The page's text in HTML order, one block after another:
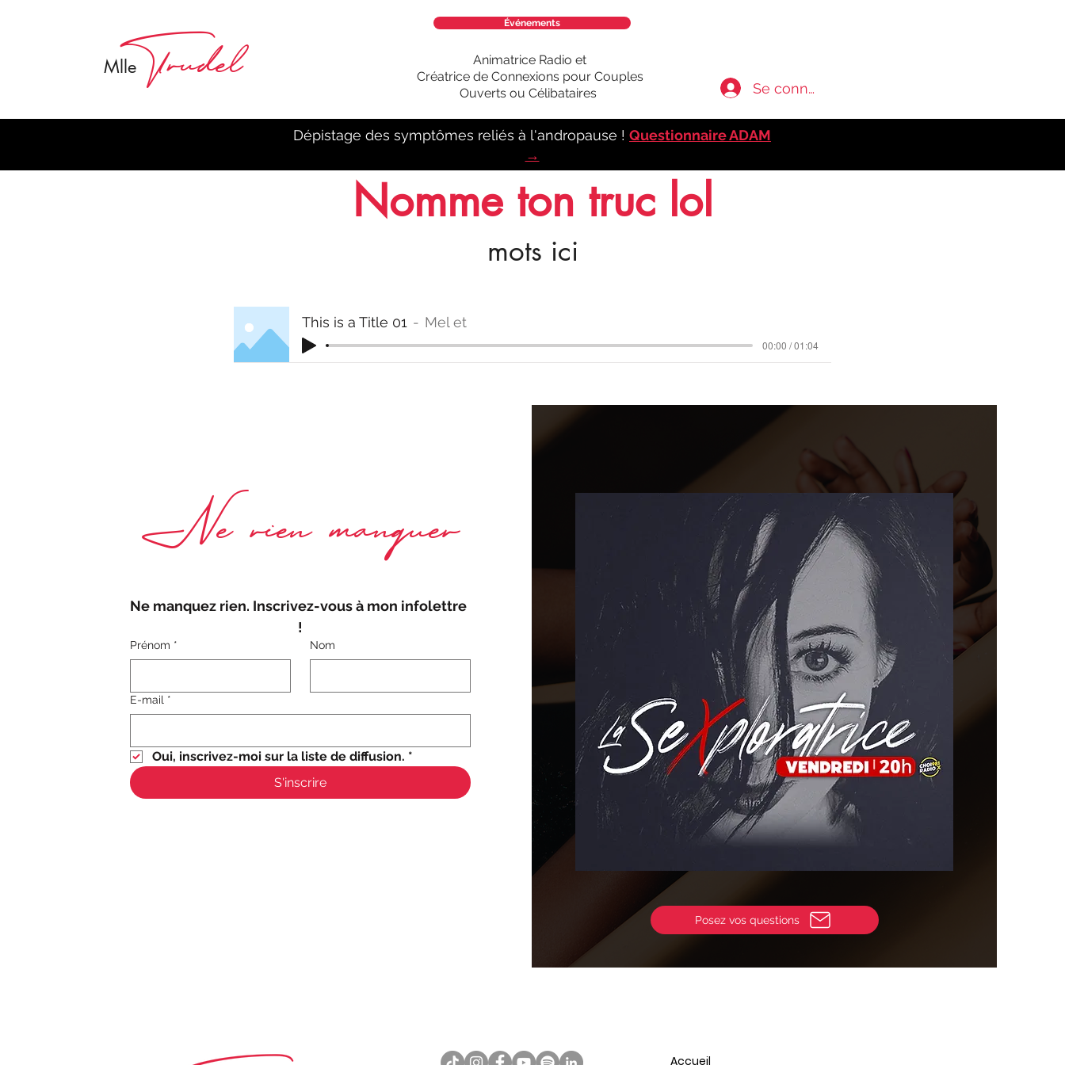
Trudel
M lle
Événements
Animatrice Radio et
Créatrice de Connexions pour Couples
Ouverts ou Célibataires
Se connecter
Dépistage des symptômes reliés à l'andropause ! Questionnaire ADAM
→
Nomme ton truc lol
mots ici
This is a Title 01 Mel et
00:00 / 01:04
Ne rien manquer
Ne manquez rien. Inscrivez-vous à mon infolettre
!
Prénom * Nom
E-mail *
Oui, inscrivez-moi sur la liste de diffusion. *
S'inscrire
Posez vos questions
Accueil